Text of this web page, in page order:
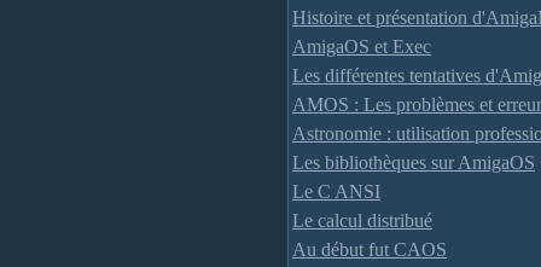
Histoire et présentation
AmigaOS et Exec
Les différentes tentatives
AMOS : Les problèmes et
Astronomie : utilisation
Les bibliothèques sur AmigaOS
Le C ANSI
Le calcul distribué
Au début fut CAOS